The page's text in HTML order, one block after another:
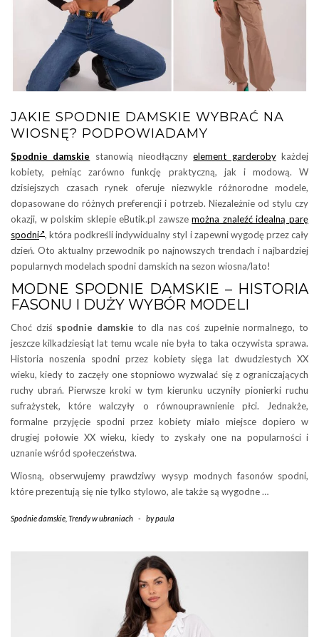
JAKIE SPODNIE DAMSKIE WYBRAĆ NA
WIOSNĘ? PODPOWIADAMY
Spodnie damskie stanowią nieodłącznyelement garderobykażdej
kobiety, pełniąc zarówno funkcję praktyczną, jak i modową. W
dzisiejszych czasach rynek oferuje niezwykle różnorodne modele,
dopasowane do różnych preferencji i potrzeb. Niezależnie od stylu czy
okazji, w polskim sklepie eButik.pl zawszemożna znaleźć idealną parę
spodni , która podkreśli indywidualny styl i zapewni wygodę przez cały
dzień. Oto aktualny przewodnik po najnowszych trendach i najbardziej
popularnych modelach spodni damskich na sezon wiosna/lato!
MODNE SPODNIE DAMSKIE – HISTORIA
FASONU I DUŻY WYBÓR MODELI
Choć dziś spodnie damskie to dla nas coś zupełnie normalnego, to
jeszcze kilkadziesiąt lat temu wcale nie była to taka oczywista sprawa.
Historia noszenia spodni przez kobiety sięga lat dwudziestych XX
wieku, kiedy to zaczęły one stopniowo wyzwalać się z ograniczających
ruchy ubrań. Pierwsze kroki w tym kierunku uczyniły pionierki ruchu
sufrażystek, które walczyły o równouprawnienie płci. Jednakże,
formalne przyjęcie spodni przez kobiety miało miejsce dopiero w
drugiej połowie XX wieku, kiedy to zyskały one na popularności i
uznanie wśród społeczeństwa.
Wiosną, obserwujemy prawdziwy wysyp modnych fasonów spodni,
które prezentują się nie tylko stylowo, ale także są wygodne …
Spodnie damskie Trendy w ubraniach - bypaula